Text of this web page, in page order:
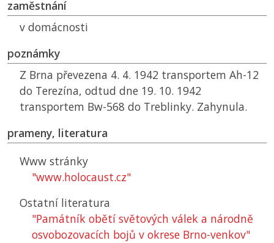
zaměstnání
v domácnosti
poznámky
Z Brna převezena 4. 4. 1942 transportem Ah-12
do Terezína, odtud dne 19. 10. 1942
transportem Bw-568 do Treblinky. Zahynula.
prameny, literatura
Www stránky
"www.holocaust.cz"
Ostatní literatura
"Památník obětí světových válek a národně
osvobozovacích bojů v okrese Brno-venkov"